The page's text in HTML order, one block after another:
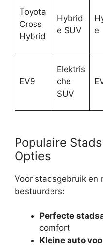
Toyota
Cross
Hybrid
Hybrid
e SUV
e
EV9
Elektris
che
SUV
Populaire
Opties
Voor stadsgebruik en
bestuurders:
Perfecte
comfort
Kleine auto